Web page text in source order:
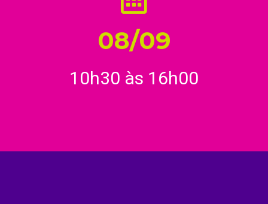
08/09
10h30 às 16h00